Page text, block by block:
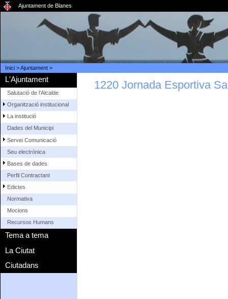
Ajuntament de Blanes
Inici>Ajuntament>
L'Ajuntament
Salutació de l'Alcalde
Organització institucional
La institució
Dades del Municipi
Servei Comunicació
Seu electrònica
Bases de dades
Perfil Contractant
Edictes
Normativa
Mocions
Recursos Humans
Tema a tema
La Ciutat
Ciutadans
1220 Jornada Esportiva